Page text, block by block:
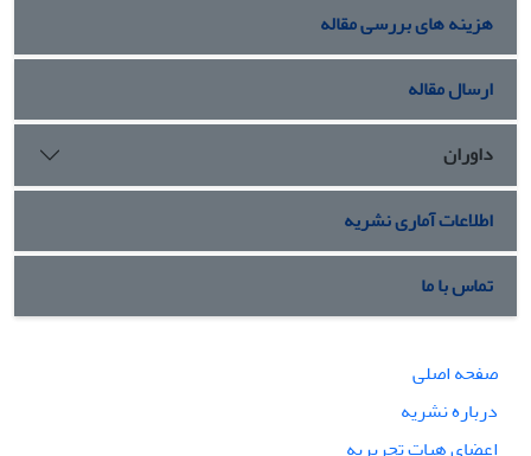
هزینه های بررسی مقاله
ارسال مقاله
داوران
اطلاعات آماری نشریه
تماس با ما
صفحه اصلی
درباره نشریه
اعضای هیات تحریریه